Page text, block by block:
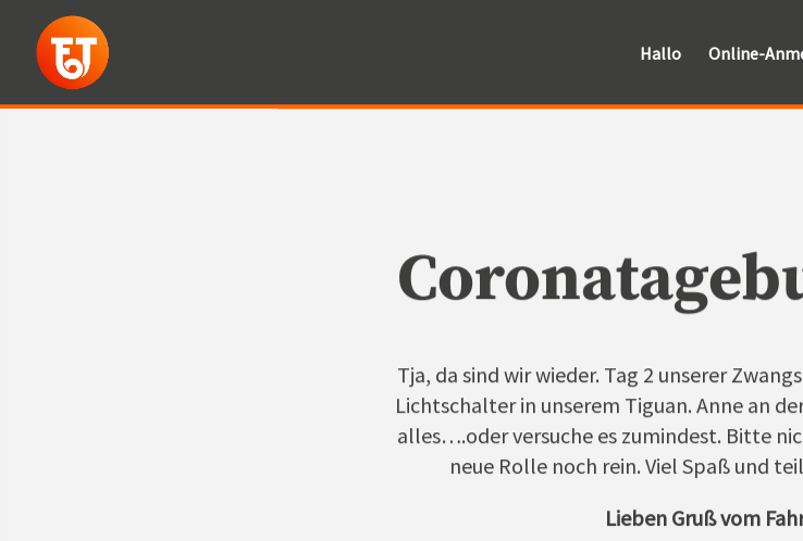
Hallo Online-
Tja, da sind wir wieder. Tag 2 unserer
Lichtschalter in unserem Tiguan. Anne an
alles….oder versuche es zumindest. Bitte
neue Rolle noch rein. Viel Spaß und
Lieben Gruß vom